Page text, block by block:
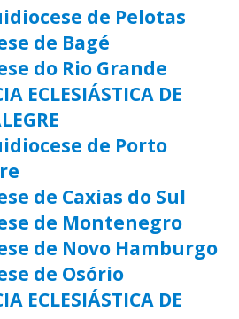
de Pelotas
de Bagé
do Rio Grande
ECLESIÁSTICA DE
de Porto
de Caxias do Sul
de Montenegro
de Novo Hamburgo
de Osório
ECLESIÁSTICA DE